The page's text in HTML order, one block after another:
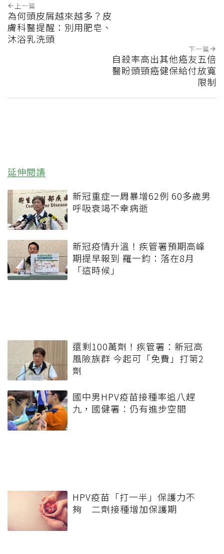
上一篇
為何頭皮屑越來越多？皮
膚科醫提醒：別用肥皂、
沐浴乳洗頭
下一篇
自殺率高出其他癌友五倍
醫盼頭頸癌健保給付放寬
限制
延伸閱讀
新冠重症一周暴增62例 60多歲男
呼吸衰竭不幸病逝
新冠疫情升溫！疾管署預期高峰
期提早報到 羅一鈞：落在8月
「這時候」
還剩100萬劑！疾管署：新冠高
風險族群 今起可「免費」打第2
劑
國中男HPV疫苗接種率追八趕
九，國健署：仍有進步空間
HPV疫苗「打一半」保護力不
夠 二劑接種增加保護期